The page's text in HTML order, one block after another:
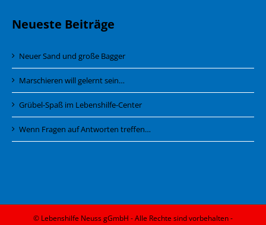
Neueste Beiträge
Neuer Sand und große Bagger
Marschieren will gelernt sein…
Grübel-Spaß im Lebenshilfe-Center
Wenn Fragen auf Antworten treffen…
© Lebenshilfe Neuss gGmbH - Alle Rechte sind vorbehalten -